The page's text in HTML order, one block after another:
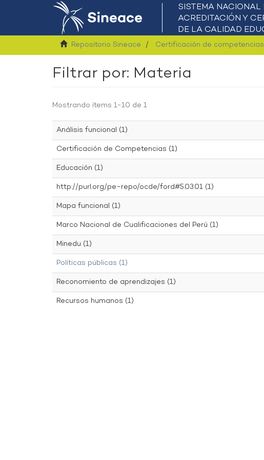
Repositorio Sineace Certificación de competencias
Filtrar por: Materia
Mostrando ítems 1-10 de 1
Análisis funcional (1)
Certificación de Competencias (1)
Educación (1)
http://purl.org/pe-repo/ocde/ford#5.03.01 (1)
Mapa funcional (1)
Marco Nacional de Cualificaciones del Perú (1)
Minedu (1)
Políticas públicas (1)
Reconomiento de aprendizajes (1)
Recursos humanos (1)